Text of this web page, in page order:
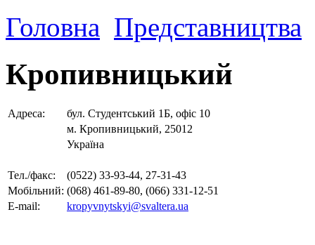
Головна Представництва
Кропивницький
Адреса:
бул. Студентський 1Б, офіс 10
м. Кропивницький, 25012
Україна
Тел./факс:
(0522) 33-93-44, 27-31-43
Мобільний: (068) 461-89-80, (066) 331-12-51
E-mail:
kropyvnytskyi@svaltera.ua